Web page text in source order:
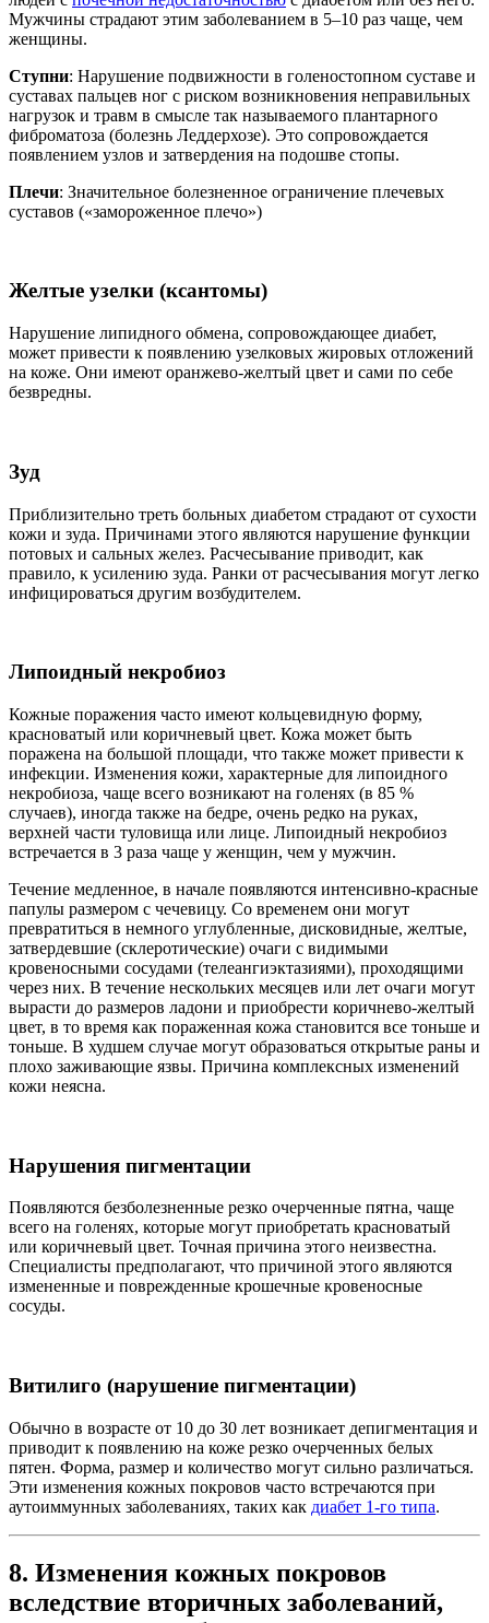
Мужчины страдают этим заболеванием в 5–10 раз чаще, чем
женщины.
Ступни: Нарушение подвижности в голеностопном суставе и
суставах пальцев ног с риском возникновения неправильных
нагрузок и травм в смысле так называемого плантарного
фиброматоза (болезнь Леддерхозе). Это сопровождается
появлением узлов и затвердения на подошве стопы.
Плечи: Значительное болезненное ограничение плечевых
суставов («замороженное плечо»)
Желтые узелки (ксантомы)
Нарушение липидного обмена, сопровождающее диабет,
может привести к появлению узелковых жировых отложений
на коже. Они имеют оранжево-желтый цвет и сами по себе
безвредны.
Зуд
Приблизительно треть больных диабетом страдают от сухости
кожи и зуда. Причинами этого являются нарушение функции
потовых и сальных желез. Расчесывание приводит, как
правило, к усилению зуда. Ранки от расчесывания могут легко
инфицироваться другим возбудителем.
Липоидный некробиоз
Кожные поражения часто имеют кольцевидную форму,
красноватый или коричневый цвет. Кожа может быть
поражена на большой площади, что также может привести к
инфекции. Изменения кожи, характерные для липоидного
некробиоза, чаще всего возникают на голенях (в 85 %
случаев), иногда также на бедре, очень редко на руках,
верхней части туловища или лице. Липоидный некробиоз
встречается в 3 раза чаще у женщин, чем у мужчин.
Течение медленное, в начале появляются интенсивно-красные
папулы размером с чечевицу. Со временем они могут
превратиться в немного углубленные, дисковидные, желтые,
затвердевшие (склеротические) очаги с видимыми
кровеносными сосудами (телеангиэктазиями), проходящими
через них. В течение нескольких месяцев или лет очаги могут
вырасти до размеров ладони и приобрести коричнево-желтый
цвет, в то время как пораженная кожа становится все тоньше и
тоньше. В худшем случае могут образоваться открытые раны и
плохо заживающие язвы. Причина комплексных изменений
кожи неясна.
Нарушения пигментации
Появляются безболезненные резко очерченные пятна, чаще
всего на голенях, которые могут приобретать красноватый
или коричневый цвет. Точная причина этого неизвестна.
Специалисты предполагают, что причиной этого являются
измененные и поврежденные крошечные кровеносные
сосуды.
Витилиго (нарушение пигментации)
Обычно в возрасте от 10 до 30 лет возникает депигментация и
приводит к появлению на коже резко очерченных белых
пятен. Форма, размер и количество могут сильно различаться.
Эти изменения кожных покровов часто встречаются при
аутоиммунных заболеваниях, таких как диабет 1-го типа.
8. Изменения кожных покровов
вследствие вторичных заболеваний,